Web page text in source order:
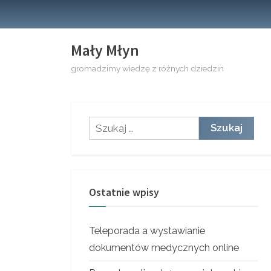
to
Mały Młyn
gromadzimy wiedzę z różnych dziedzin
Szukaj:
Ostatnie wpisy
Teleporada a wystawianie
dokumentów medycznych online